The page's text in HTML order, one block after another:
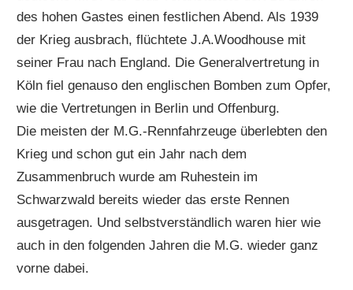
des hohen Gastes einen festlichen Abend. Als 1939
der Krieg ausbrach, flüchtete J.A.Woodhouse mit
seiner Frau nach England. Die Generalvertretung in
Köln fiel genauso den englischen Bomben zum Opfer,
wie die Vertretungen in Berlin und Offenburg.
Die meisten der M.G.-Rennfahrzeuge überlebten den
Krieg und schon gut ein Jahr nach dem
Zusammenbruch wurde am Ruhestein im
Schwarzwald bereits wieder das erste Rennen
ausgetragen. Und selbstverständlich waren hier wie
auch in den folgenden Jahren die M.G. wieder ganz
vorne dabei.